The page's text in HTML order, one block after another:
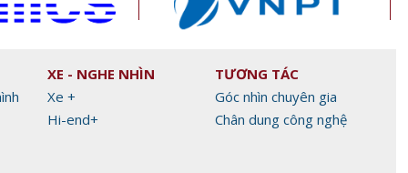
XE - NGHE NHÌN
Xe +
Hi-end+
TƯƠNG TÁC
Góc nhìn chuyên gia
Chân dung công nghệ